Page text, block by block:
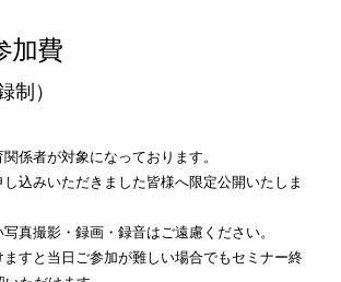
加費
制）
係者が対象になっております。
込みいただきました皆様へ限定公開いたしま
真撮影・録画・録音はご遠慮ください。
すと当日ご参加が難しい場合でもセミナー終